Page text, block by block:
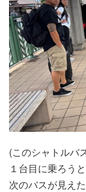
(このシャトルバ
１台目に乗ろう
次のバスが見え